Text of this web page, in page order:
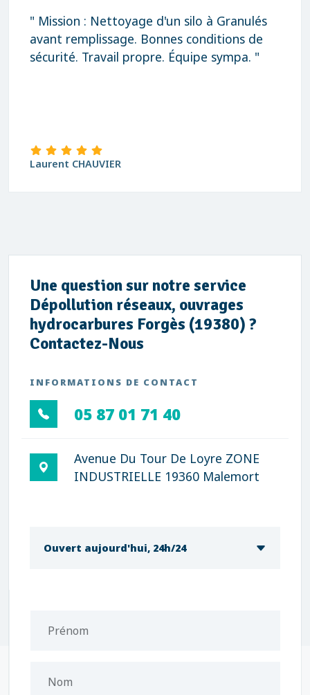
" Mission : Nettoyage d'un silo à Granulés
avant remplissage. Bonnes conditions de
sécurité. Travail propre. Équipe sympa. "
Laurent CHAUVIER
Une question sur notre service
Dépollution réseaux, ouvrages
hydrocarbures Forgès (19380) ?
Contactez-Nous
INFORMATIONS DE CONTACT
05 87 01 71 40
Avenue Du Tour De Loyre ZONE
INDUSTRIELLE 19360 Malemort
Ouvert aujourd'hui, 24h/24
Prénom
Nom